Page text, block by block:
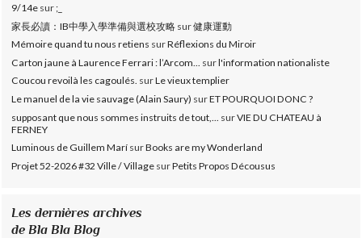
9/14e sur;_
家長必讀：IB中學入學準備與選校攻略 sur健康運動
Mémoire quand tu nous retiens surRéflexions du Miroir
Carton jaune à Laurence Ferrari : l’Arcom...
surl'information nationaliste
Coucou revoilà les cagoulés. surLe vieux templier
Le manuel de la vie sauvage (Alain Saury) surET POURQUOI DONC ?
supposant que nous sommes instruits de tout,...
surVIE DU CHATEAU à
FERNEY
Luminous de Guillem Marí surBooks are my Wonderland
Projet 52-2026 #32 Ville / Village surPetits Propos Décousus
Les dernières archives
de Bla Bla Blog